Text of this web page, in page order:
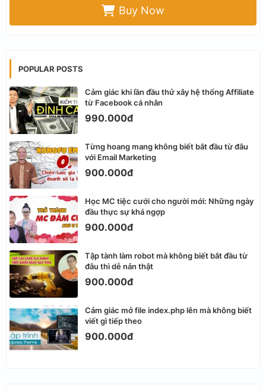
Buy Now
POPULAR POSTS
Cảm giác khi lần đầu thử xây hệ thống Affiliate
từ Facebook cá nhân
990.000đ
Từng hoang mang không biết bắt đầu từ đâu
với Email Marketing
900.000đ
Học MC tiệc cưới cho người mới: Những ngày
đầu thực sự khá ngợp
900.000đ
Tập tành làm robot mà không biết bắt đầu từ
đâu thì dễ nản thật
900.000đ
Cảm giác mở file index.php lên mà không biết
viết gì tiếp theo
900.000đ